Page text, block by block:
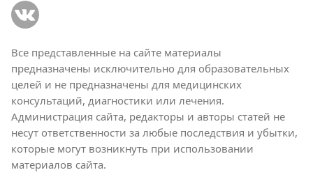
Все представленные на сайте материалы
предназначены исключительно для образовательных
целей и не предназначены для медицинских
консультаций, диагностики или лечения.
Администрация сайта, редакторы и авторы статей не
несут ответственности за любые последствия и убытки,
которые могут возникнуть при использовании
материалов сайта.